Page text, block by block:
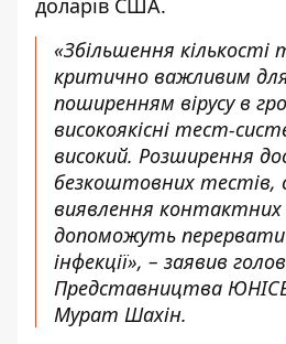
доларів США.
«Збільшення кількості
критично важливим
поширенням вірусу в
високоякісні тест-
високий. Розширення
безкоштовних тестів,
виявлення контактних
допоможуть перервати
інфекції», – заявив
Представництва
Мурат Шахін.